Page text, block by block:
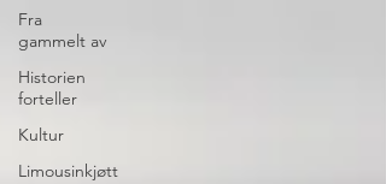
Fra
gammelt av
Historien
forteller
Kultur
Limousinkjøtt